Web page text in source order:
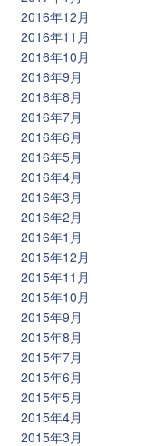
2016年12月
2016年11月
2016年10月
2016年9月
2016年8月
2016年7月
2016年6月
2016年5月
2016年4月
2016年3月
2016年2月
2016年1月
2015年12月
2015年11月
2015年10月
2015年9月
2015年8月
2015年7月
2015年6月
2015年5月
2015年4月
2015年3月